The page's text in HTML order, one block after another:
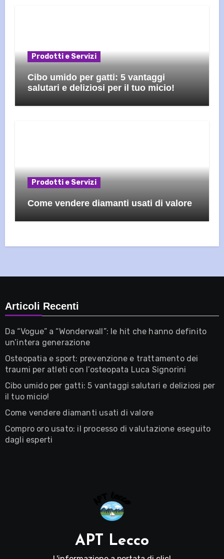
Prodotti e Servizi
Cibo umido per gatti: 5 vantaggi
salutari e deliziosi per il tuo micio!
Prodotti e Servizi
Come vendere diamanti usati di valore
Articoli Recenti
Da “Vogue” a “Wonderwall”: le hit che hanno definito
un’intera generazione
Osteopatia e sport: prevenzione e trattamento dei
traumi per atleti con l’osteopata Luca Signorini
Cibo umido per gatti: 5 vantaggi salutari e deliziosi per
il tuo micio!
Come vendere diamanti usati di valore
Compro oro usato: il processo di valutazione eseguito
dagli esperti
APT Lecco